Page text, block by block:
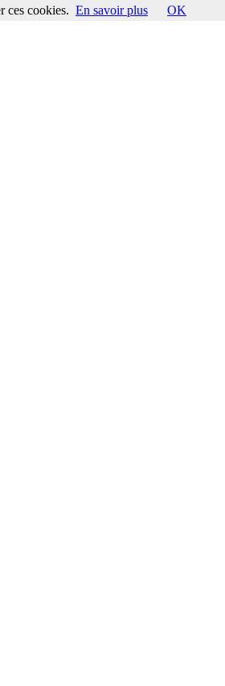
En savoir plus OK
ces cookies. En savoir plus OK